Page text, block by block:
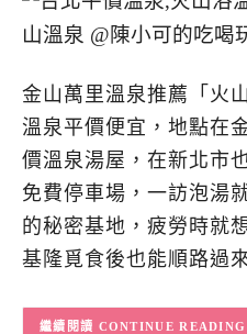
金山萬里溫泉推薦「火
溫泉平價便宜，地點在
價溫泉湯屋，在新北市
免費停車場，一訪泡湯
的秘密基地，疲勞時就
基隆覓食後也能順路過
CONTINUE READING